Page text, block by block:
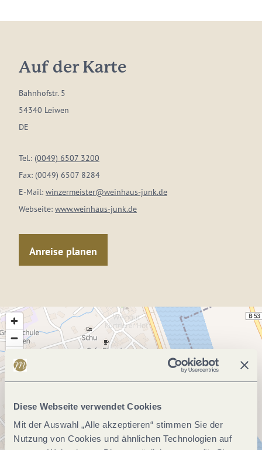
Diese Webseite verwendet Cookies
Mit der Auswahl „Alle akzeptieren“ stimmen Sie der
Nutzung von Cookies und ähnlichen Technologien auf
Auf der Karte
Bahnhofstr. 5
54340 Leiwen
DE
Tel.: (0049) 6507 3200
Fax: (0049) 6507 8284
E-Mail: winzermeister@weinhaus-junk.de
Webseite: www.weinhaus-junk.de
Anreise planen